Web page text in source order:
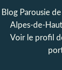
Blog Parousie
Alpes-de-
Voir le profil